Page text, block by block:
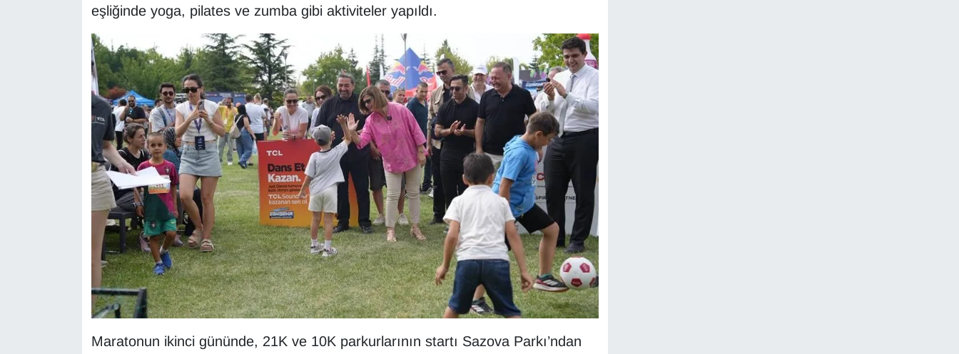
eşliğinde yoga, pilates ve zumba gibi aktiviteler yapıldı.
Maratonun ikinci gününde, 21K ve 10K parkurlarının startı Sazova Parkı’ndan